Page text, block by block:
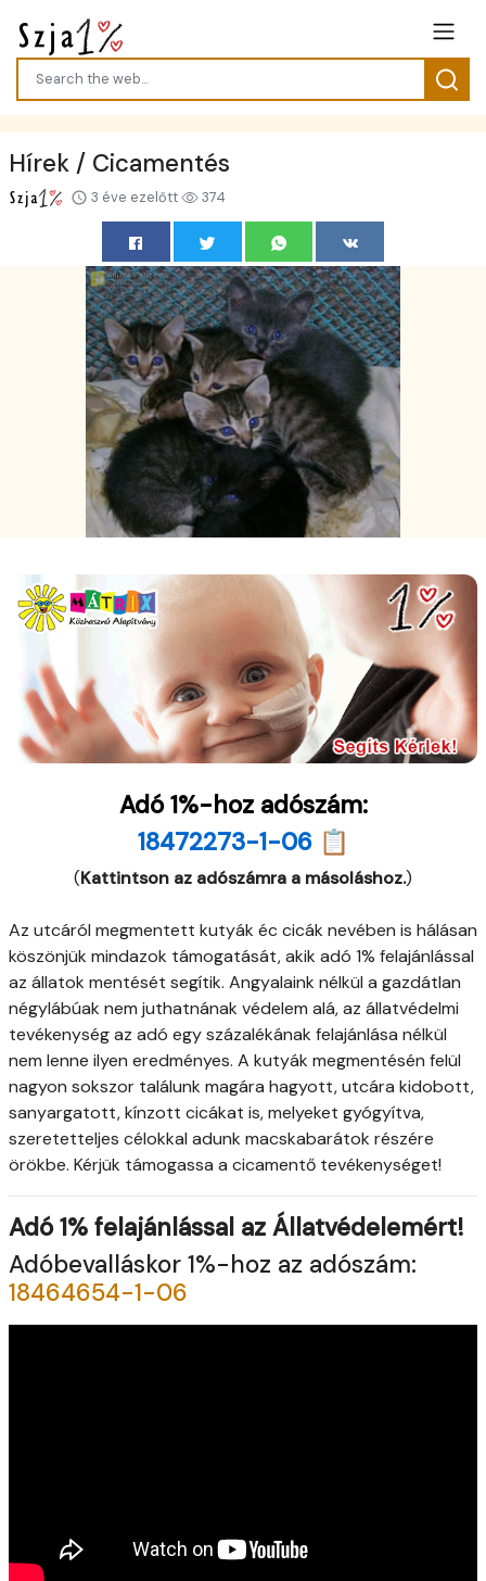
Hírek / Cicamentés
3 éve ezelőtt 374
Adó 1%-hoz adószám:
18472273-1-06 📋
(Kattintson az adószámra a másoláshoz.)
Az utcáról megmentett kutyák éc cicák nevében is hálásan
köszönjük mindazok támogatását, akik adó 1% felajánlással
az állatok mentését segítik. Angyalaink nélkül a gazdátlan
négylábúak nem juthatnának védelem alá, az állatvédelmi
tevékenység az adó egy százalékának felajánlása nélkül
nem lenne ilyen eredményes. A kutyák megmentésén felül
nagyon sokszor találunk magára hagyott, utcára kidobott,
sanyargatott, kínzott cicákat is, melyeket gyógyítva,
szeretetteljes célokkal adunk macskabarátok részére
örökbe. Kérjük támogassa a cicamentő tevékenységet!
Adó 1% felajánlással az Állatvédelemért!
Adóbevalláskor 1%-hoz az adószám:
18464654-1-06